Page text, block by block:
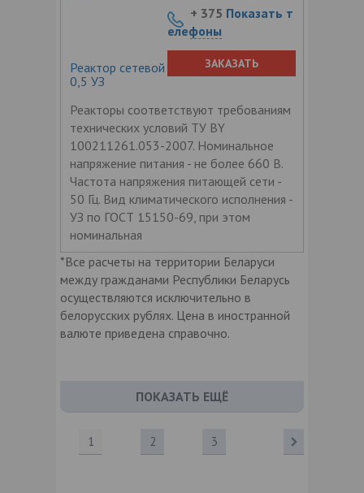
Реактор сетевой трехфазный РТСС-80-
0,5 УЗ
Реакторы соответствуют требованиям
технических условий ТУ BY
100211261.053-2007. Номинальное
напряжение питания - не более 660 В.
Частота напряжения питающей сети -
50 Гц. Вид климатического исполнения -
УЗ по ГОСТ 15150-69, при этом
номинальная
+ 375 Показать т
елефоны
ЗАКАЗАТЬ
*Все расчеты на территории Беларуси
между гражданами Республики Беларусь
осуществляются исключительно в
белорусских рублях. Цена в иностранной
валюте приведена справочно.
ПОКАЗАТЬ ЕЩЁ
1 2 3